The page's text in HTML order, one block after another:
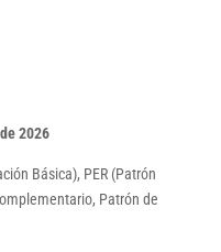
2026
Básica), PER (Patrón
Patrón de